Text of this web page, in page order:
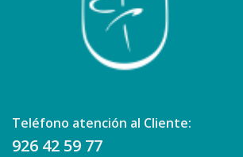
Teléfono atención al Cliente:
926 42 59 77